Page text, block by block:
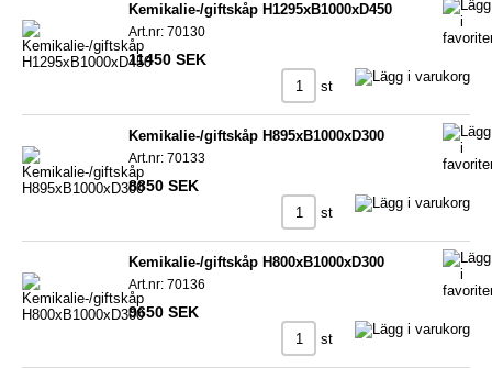
Kemikalie-/giftskåp H1295xB1000xD450
Art.nr: 70130
11450 SEK
st
Kemikalie-/giftskåp H895xB1000xD300
Art.nr: 70133
8850 SEK
st
Kemikalie-/giftskåp H800xB1000xD300
Art.nr: 70136
9650 SEK
st